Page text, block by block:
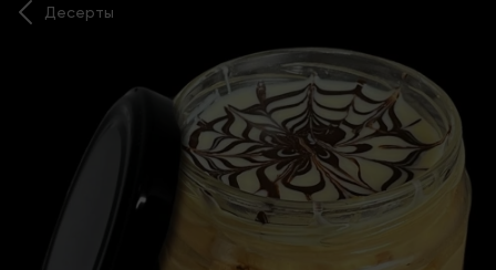
Десерты